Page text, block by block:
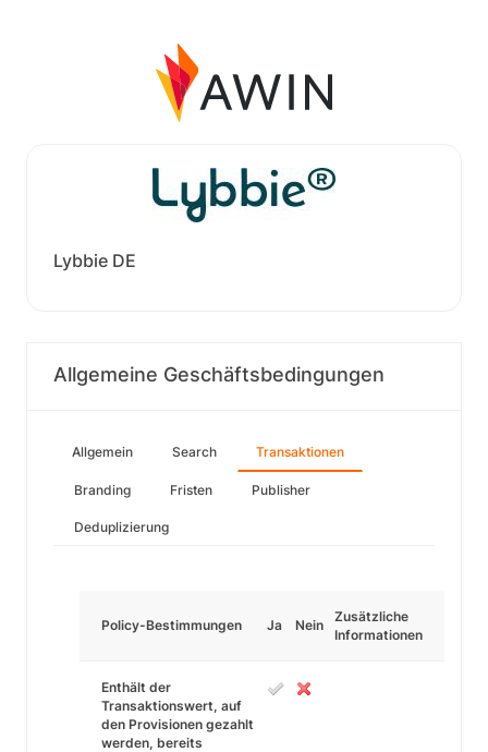
Lybbie DE
Allgemeine Geschäftsbedingungen
Allgemein Search Transaktionen
Branding Fristen Publisher
Deduplizierung
Policy-Bestimmungen Ja Nein
Zusätzliche
Informationen
Enthält der
Transaktionswert, auf
den Provisionen gezahlt
werden, bereits